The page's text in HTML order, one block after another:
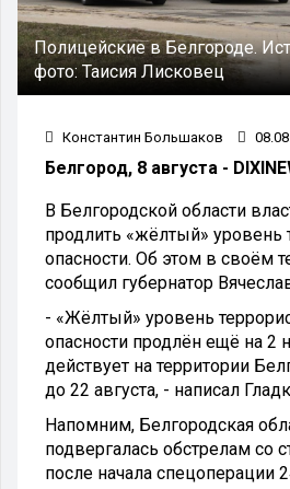
Полицейские в Белгороде.
фото:Таисия Лисковец
Константин Большаков
Белгород, 8 августа -
В Белгородской области
продлить «жёлтый» уровень
опасности. Об этом в своём
сообщил губернатор
- «Жёлтый» уровень
опасности продлён ещё на 2
действует на территории
до 22 августа, - написал
Напомним, Белгородская
подвергалась обстрелам со
после начала спецоперации